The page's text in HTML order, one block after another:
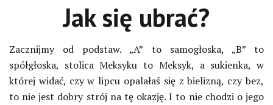
Jak się ubrać?
Zacznijmy od podstaw. „A” to samogłoska, „B” to
spółgłoska, stolica Meksyku to Meksyk, a sukienka, w
której widać, czy w lipcu opalałaś się z bielizną, czy bez,
to nie jest dobry strój na tę okazję. I to nie chodzi o jego